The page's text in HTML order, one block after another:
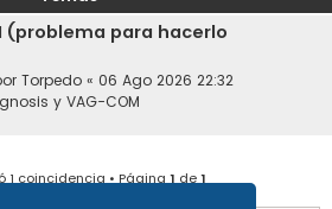
(problema para hacerlo
Torpedo « 06 Ago 2026 22:32
y VAG-COM
1 coincidencia • Página1de1